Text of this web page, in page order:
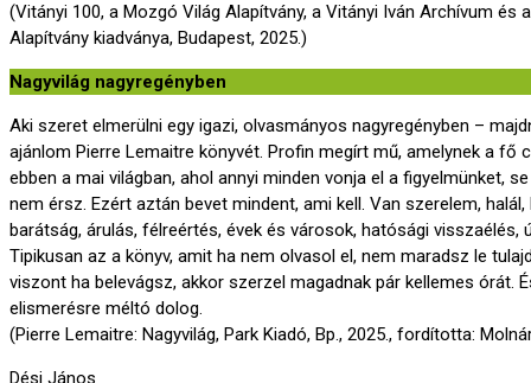
(Vitányi 100, a Mozgó Világ Alapítvány, a Vitányi Iván Archívum és
Alapítvány kiadványa, Budapest, 2025.)
Nagyvilág nagyregényben
Aki szeret elmerülni egy igazi, olvasmányos nagyregényben –
ajánlom Pierre Lemaitre könyvét. Profin megírt mű, amelynek a fő
ebben a mai világban, ahol annyi minden vonja el a figyelmünket,
nem érsz. Ezért aztán bevet mindent, ami kell. Van szerelem,
barátság, árulás, félreértés, évek és városok, hatósági visszaélés,
Tipikusan az a könyv, amit ha nem olvasol el, nem maradsz le
viszont ha belevágsz, akkor szerzel magadnak pár kellemes órát.
elismerésre méltó dolog.
(Pierre Lemaitre: Nagyvilág, Park Kiadó, Bp., 2025., fordította:
Dési János